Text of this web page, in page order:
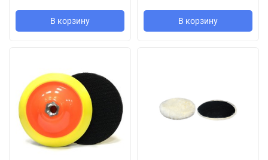
В корзину В корзину